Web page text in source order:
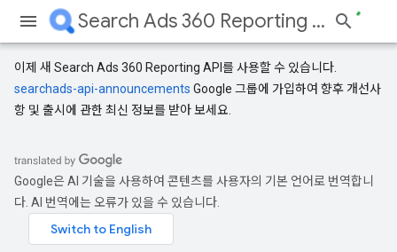
Search Ads 360 Reporting API
이제 새 Search Ads 360 Reporting API를 사용할 수 있습니다.
searchads-api-announcements Google 그룹에 가입하여 향후 개선사
항 및 출시에 관한 최신 정보를 받아 보세요.
Google은 AI 기술을 사용하여 콘텐츠를 사용자의 기본 언어로 번역합니
다. AI 번역에는 오류가 있을 수 있습니다.